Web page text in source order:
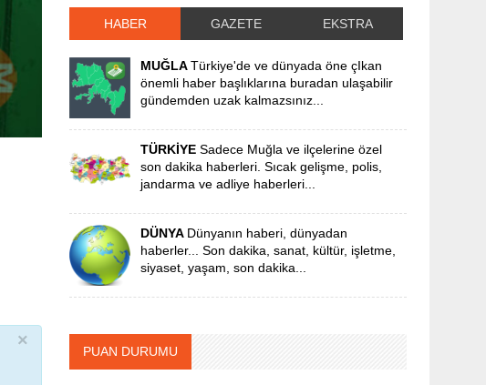
×
HABER GAZETE EKSTRA
MUĞLATürkiye'de ve dünyada öne çIkan
önemli haber başlıklarına buradan ulaşabilir
gündemden uzak kalmazsınız...
TÜRKİYESadece Muğla ve ilçelerine özel
son dakika haberleri. Sıcak gelişme, polis,
jandarma ve adliye haberleri...
DÜNYA Dünyanın haberi, dünyadan
haberler... Son dakika, sanat, kültür, işletme,
siyaset, yaşam, son dakika...
PUAN DURUMU